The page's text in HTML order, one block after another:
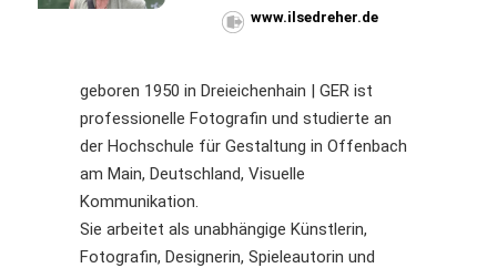
www.ilsedreher.de
geboren 1950 in Dreieichenhain | GER ist
professionelle Fotografin und studierte an
der Hochschule für Gestaltung in Offenbach
am Main, Deutschland, Visuelle
Kommunikation.
Sie arbeitet als unabhängige Künstlerin,
Fotografin, Designerin, Spieleautorin und